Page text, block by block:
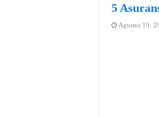
5
Agustus 19,